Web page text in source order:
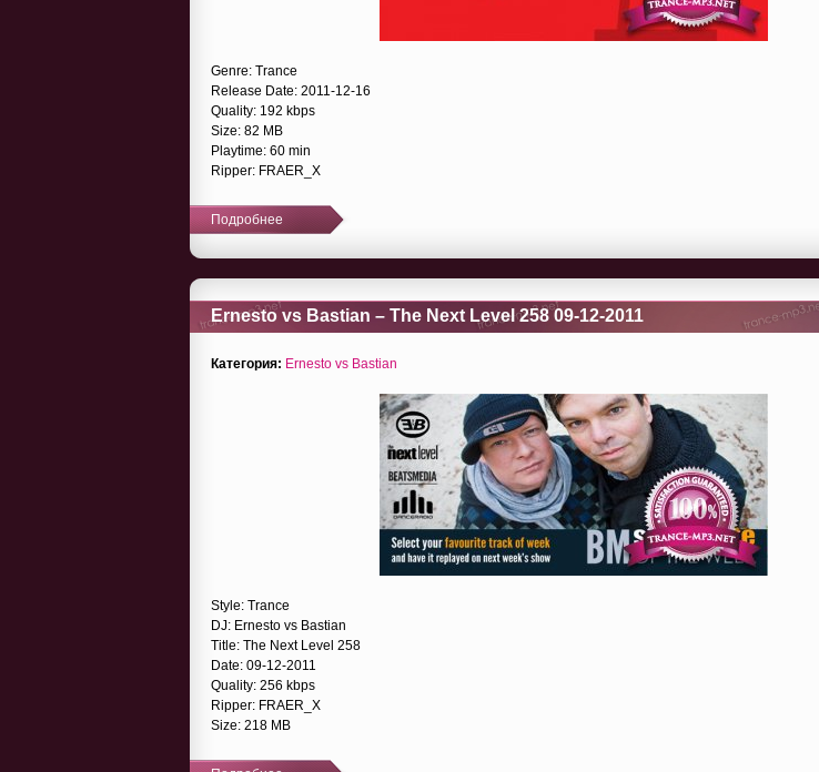
Genre: Trance
Release Date: 2011-12-16
Quality: 192 kbps
Size: 82 MB
Playtime: 60 min
Ripper: FRAER_X
Подробнее
Ernesto vs Bastian – The Next Level 258 09-12-2011
Категория: Ernesto vs Bastian
Style: Trance
DJ: Ernesto vs Bastian
Title: The Next Level 258
Date: 09-12-2011
Quality: 256 kbps
Ripper: FRAER_X
Size: 218 MB